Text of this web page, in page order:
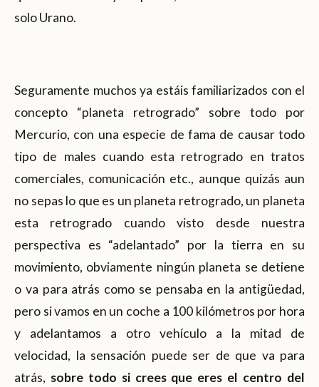
solo Urano.
Seguramente muchos ya estáis familiarizados con el
concepto “planeta retrogrado” sobre todo por
Mercurio, con una especie de fama de causar todo
tipo de males cuando esta retrogrado en tratos
comerciales, comunicación etc., aunque quizás aun
no sepas lo que es un planeta retrogrado, un planeta
esta retrogrado cuando visto desde nuestra
perspectiva es “adelantado” por la tierra en su
movimiento, obviamente ningún planeta se detiene
o va para atrás como se pensaba en la antigüedad,
pero si vamos en un coche a 100 kilómetros por hora
y adelantamos a otro vehículo a la mitad de
velocidad, la sensación puede ser de que va para
atrás, sobre todo si crees que eres el centro del